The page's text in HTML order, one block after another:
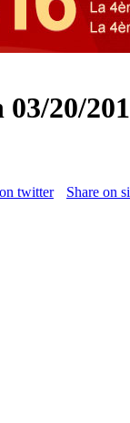
20/
twitter Share on